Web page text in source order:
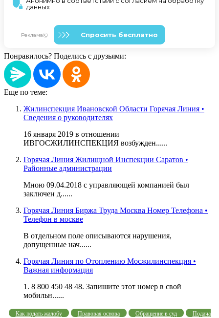
Понравилось? Поделись с друзьями:
Еще по теме:
Жилинспекция Ивановской Области Горячая Линия •
Сведения о руководителях
16 января 2019 в отношении
ИВГОСЖИЛИНСПЕКЦИЯ возбужден......
Горячая Линия Жилищной Инспекции Саратов •
Районные администрации
Мною 09.04.2018 с управляющей компанией был
заключен д......
Горячая Линия Биржа Труда Москва Номер Телефона •
Телефон в москве
В отдельном поле описываются нарушения,
допущенные нач......
Горячая Линия по Отоплению Мосжилинспекция •
Важная информация
1. 8 800 450 48 48. Запишите этот номер в свой
мобильн......
Как подать жалобу Правовая основа Обращение в суд
Подача